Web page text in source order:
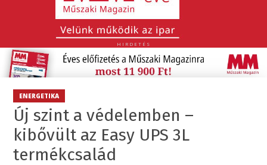
HIRDETÉS
ENERGETIKA
Új szint a védelemben –
kibővült az Easy UPS 3L
termékcsalád